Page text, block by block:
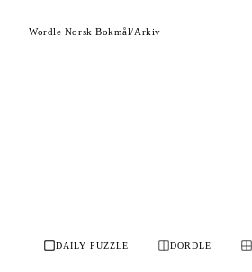
Wordle Norsk Bokmål/Arkiv
DAILY PUZZLE DORDLE